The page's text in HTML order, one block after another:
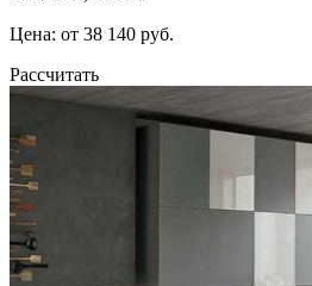
Цена: от 38 140 руб.
Рассчитать